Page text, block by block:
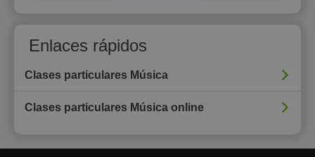
Enlaces rápidos
Clases particulares Música
Clases particulares Música online